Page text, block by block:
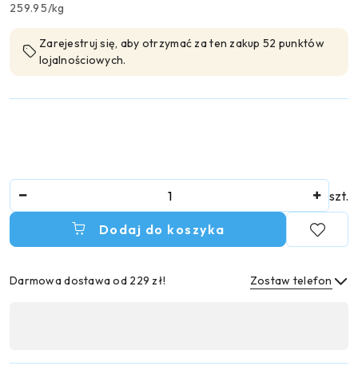
259.95/kg
Zarejestruj się, aby otrzymać za ten zakup 52 punktów
lojalnościowych.
szt.
Dodaj do koszyka
Darmowa dostawa od 229 zł! Zostaw telefon
płatność